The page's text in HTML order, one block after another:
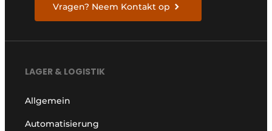
Vragen? Neem Kontakt op
LAGER & LOGISTIK
Allgemein
Automatisierung